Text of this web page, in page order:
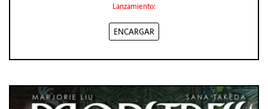
Lanzamiento:
ENCARGAR